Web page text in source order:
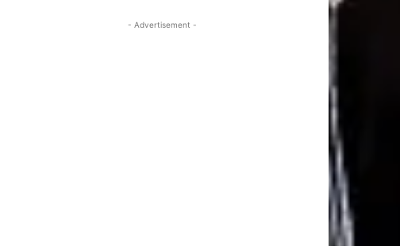
- Advertisement -